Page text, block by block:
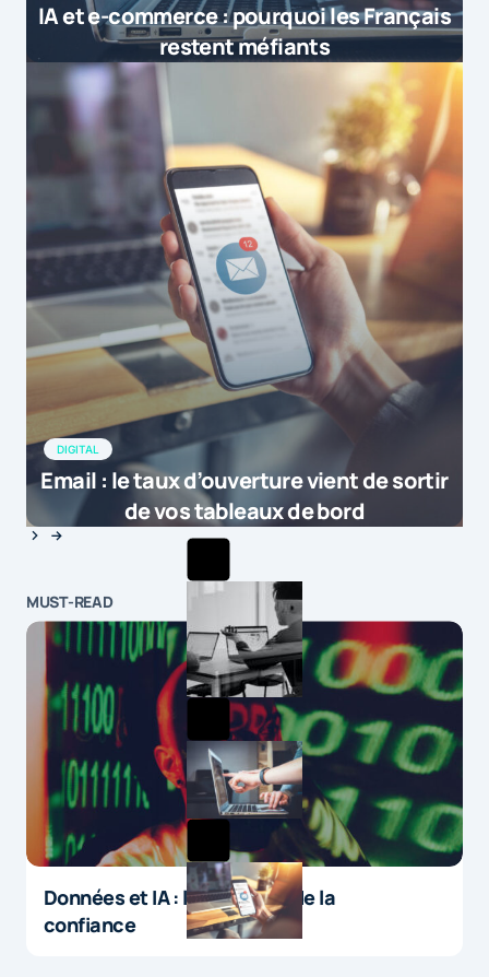
IA et e-commerce : pourquoi les Français
restent méfiants
DIGITAL
Email : le taux d’ouverture vient de sortir
de vos tableaux de bord
MUST-READ
Données et IA : le paradoxe de la
confiance